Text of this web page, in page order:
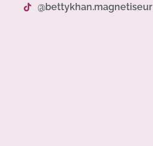
@bettykhan.magnetiseur